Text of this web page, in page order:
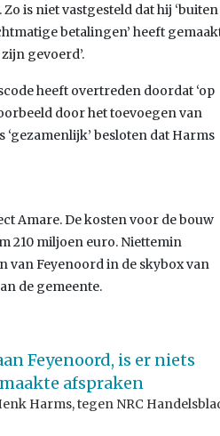
is niet vastgesteld dat hij ‘buiten
betalingen’ heeft
gevoerd’.
heeft overtreden doordat ‘op
door het toevoegen van
‘gezamenlijk’ besloten dat Harms
Amare. De kosten voor de bouw
210 miljoen euro. Niettemin
van Feyenoord in de skybox van
de gemeente.
Feyenoord, is er niets
afspraken
Harms, tegen NRC